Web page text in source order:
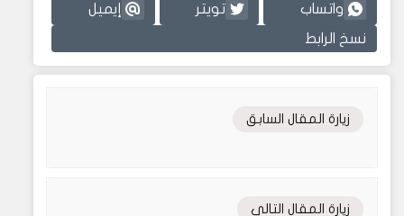
واتساب تويتر إيميل
نسخ الرابط
زيارة المقال السابق
زيارة المقال التالي